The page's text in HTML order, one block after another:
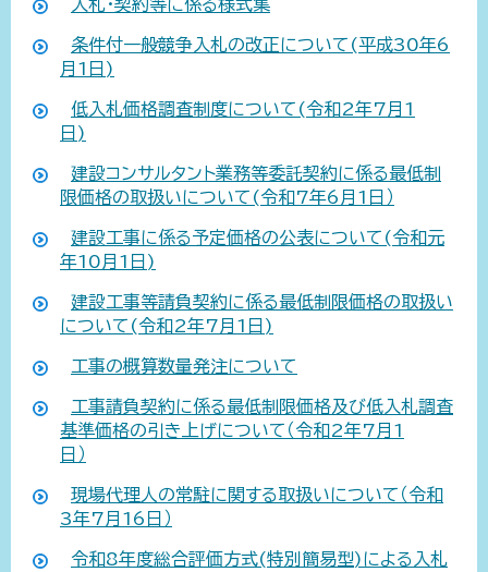
入札・契約等に係る様式集
条件付一般競争入札の改正について(平成30年6
月1日)
低入札価格調査制度について(令和2年7月1
日)
建設コンサルタント業務等委託契約に係る最低制
限価格の取扱いについて(令和7年6月1日）
建設工事に係る予定価格の公表について(令和元
年10月1日)
建設工事等請負契約に係る最低制限価格の取扱い
について(令和2年7月1日)
工事の概算数量発注について
工事請負契約に係る最低制限価格及び低入札調査
基準価格の引き上げについて（令和2年7月1
日）
現場代理人の常駐に関する取扱いについて（令和
3年7月16日）
令和8年度総合評価方式(特別簡易型)による入札